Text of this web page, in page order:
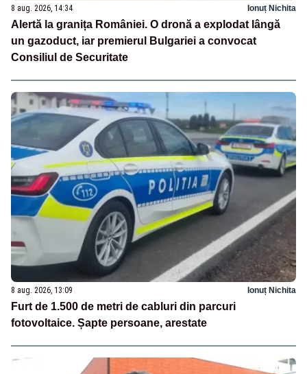
8 aug. 2026, 14:34 Ionuț Nichita
Alertă la granița României. O dronă a explodat lângă
un gazoduct, iar premierul Bulgariei a convocat
Consiliul de Securitate
8 aug. 2026, 13:09 Ionuț Nichita
Furt de 1.500 de metri de cabluri din parcuri
fotovoltaice. Șapte persoane, arestate